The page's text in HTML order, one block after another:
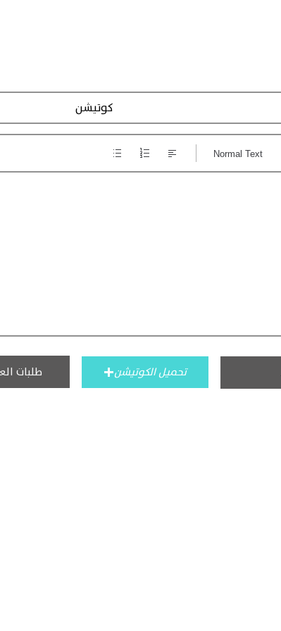
Normal Text
طلبات تحميل الكوتيشن